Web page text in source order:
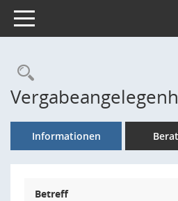
Toggle navigation
Rechercheauswahl
Informationen
Betreff